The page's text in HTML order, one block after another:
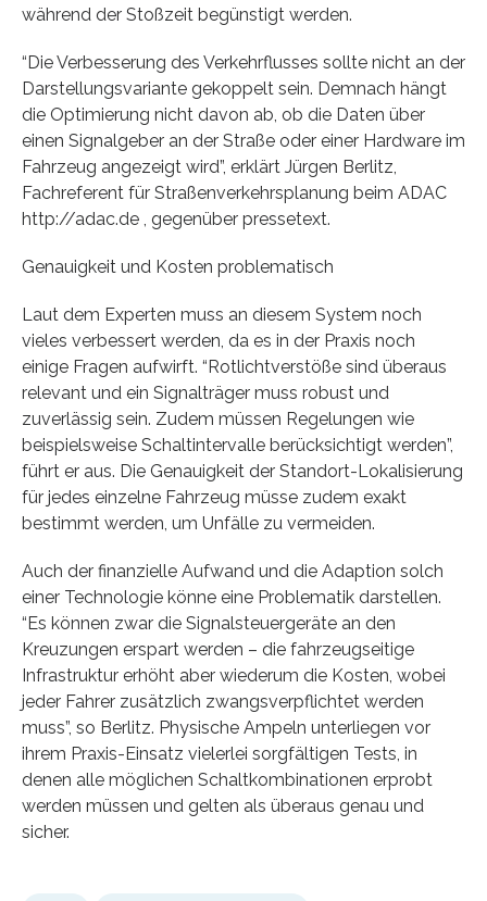
während der Stoßzeit begünstigt werden.
“Die Verbesserung des Verkehrflusses sollte nicht an der
Darstellungsvariante gekoppelt sein. Demnach hängt
die Optimierung nicht davon ab, ob die Daten über
einen Signalgeber an der Straße oder einer Hardware im
Fahrzeug angezeigt wird”, erklärt Jürgen Berlitz,
Fachreferent für Straßenverkehrsplanung beim ADAC
http://adac.de , gegenüber pressetext.
Genauigkeit und Kosten problematisch
Laut dem Experten muss an diesem System noch
vieles verbessert werden, da es in der Praxis noch
einige Fragen aufwirft. “Rotlichtverstöße sind überaus
relevant und ein Signalträger muss robust und
zuverlässig sein. Zudem müssen Regelungen wie
beispielsweise Schaltintervalle berücksichtigt werden”,
führt er aus. Die Genauigkeit der Standort-Lokalisierung
für jedes einzelne Fahrzeug müsse zudem exakt
bestimmt werden, um Unfälle zu vermeiden.
Auch der finanzielle Aufwand und die Adaption solch
einer Technologie könne eine Problematik darstellen.
“Es können zwar die Signalsteuergeräte an den
Kreuzungen erspart werden – die fahrzeugseitige
Infrastruktur erhöht aber wiederum die Kosten, wobei
jeder Fahrer zusätzlich zwangsverpflichtet werden
muss”, so Berlitz. Physische Ampeln unterliegen vor
ihrem Praxis-Einsatz vielerlei sorgfältigen Tests, in
denen alle möglichen Schaltkombinationen erprobt
werden müssen und gelten als überaus genau und
sicher.